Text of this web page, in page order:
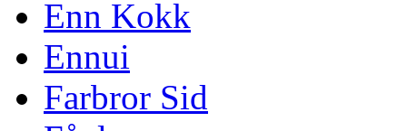
Enn Kokk
Ennui
Farbror Sid